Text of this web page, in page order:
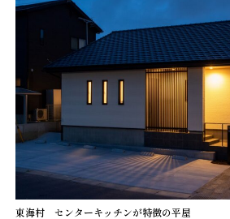
東海村 センターキッチンが特徴の平屋